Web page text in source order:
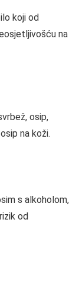
koji od
na
osip,
na koži.
s alkoholom,
od